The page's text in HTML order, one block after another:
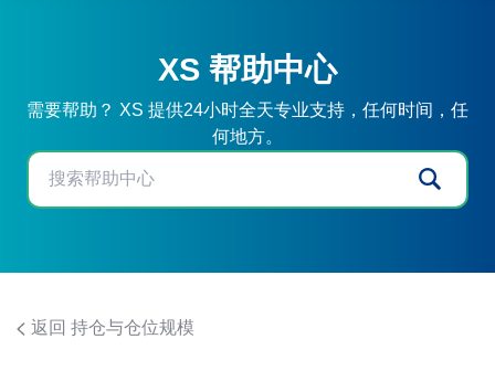
XS 帮助中心
需要帮助？ XS 提供24小时全天专业支持，任何时间，任
何地方。
返回 持仓与仓位规模